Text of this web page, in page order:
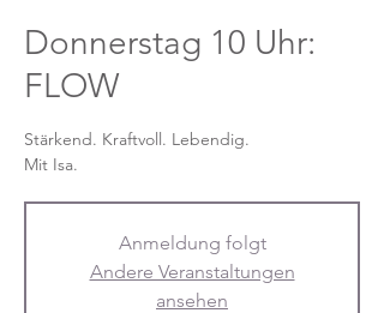
Donnerstag 10 Uhr:
FLOW
Stärkend. Kraftvoll. Lebendig.
Mit Isa.
Anmeldung folgt
Andere Veranstaltungen
ansehen